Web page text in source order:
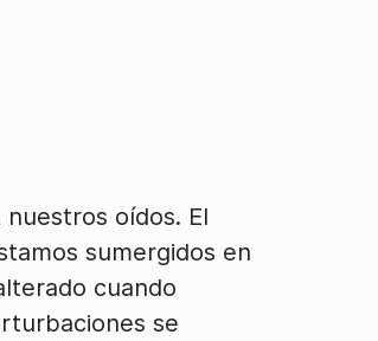
oídos. El
sumergidos en
cuando
se